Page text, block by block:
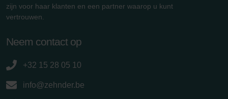
zijn voor haar klanten en een partner waarop u kunt
vertrouwen.
Neem contact op
+32 15 28 05 10
info@zehnder.be